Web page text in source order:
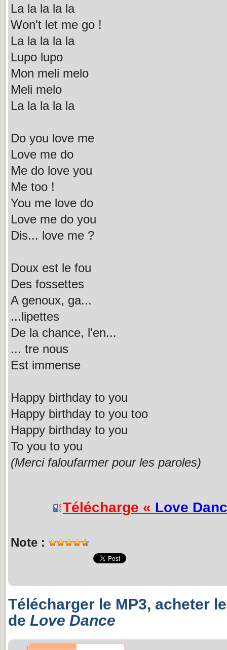
La la la la la
Won't let me go !
La la la la la
Lupo lupo
Mon meli melo
Meli melo
La la la la la
Do you love me
Love me do
Me do love you
Me too !
You me love do
Love me do you
Dis... love me ?
Doux est le fou
Des fossettes
A genoux, ga...
...lipettes
De la chance, l'en...
... tre nous
Est immense
Happy birthday to you
Happy birthday to you too
Happy birthday to you
To you to you
(Merci faloufarmer pour les paroles)
Télécharge « Love
Note :
Télécharger le MP3, acheter
de Love Dance